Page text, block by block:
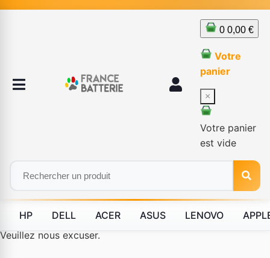
0 0,00 €
Votre
panier
×
Votre panier
est vide
HP DELL ACER ASUS LENOVO
Le produit #BLD--12232 n'est plus disponible à la vente.
Veuillez nous excuser.